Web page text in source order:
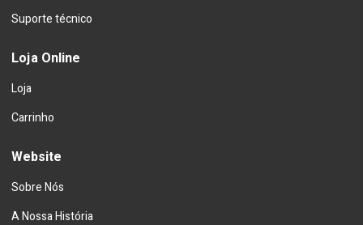
Suporte técnico
Loja Online
Loja
Carrinho
Website
Sobre Nós
A Nossa História